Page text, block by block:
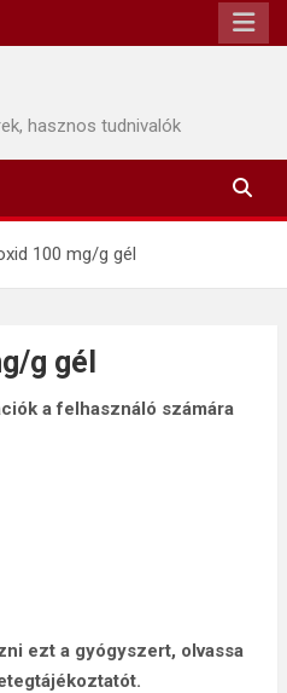
hasznos tudnivalók
100 mg/g gél
g gél
a felhasználó számára
ezt a gyógyszert, olvassa